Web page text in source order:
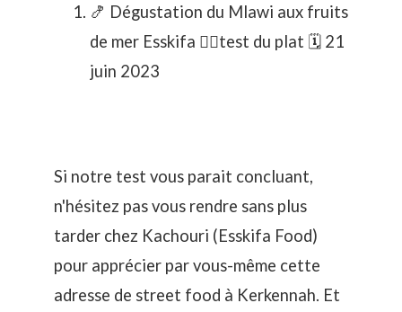
🍤 Dégustation du Mlawi aux fruits
de mer Esskifa 🕵️‍♂️test du plat 🗓️ ‎21
‎juin ‎2023
Si notre test vous parait concluant,
n'hésitez pas vous rendre sans plus
tarder chez Kachouri (Esskifa Food)
pour apprécier par vous-même cette
adresse de street food à Kerkennah. Et